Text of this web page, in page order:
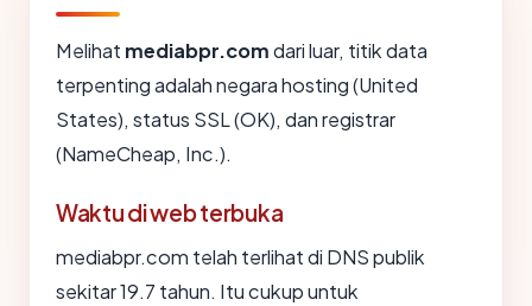
Melihat mediabpr.comdari luar, titik data
terpenting adalah negara hosting (United
States), status SSL (OK), dan registrar
(NameCheap, Inc.).
Waktu di web terbuka
mediabpr.com telah terlihat di DNS publik
sekitar 19.7 tahun. Itu cukup untuk